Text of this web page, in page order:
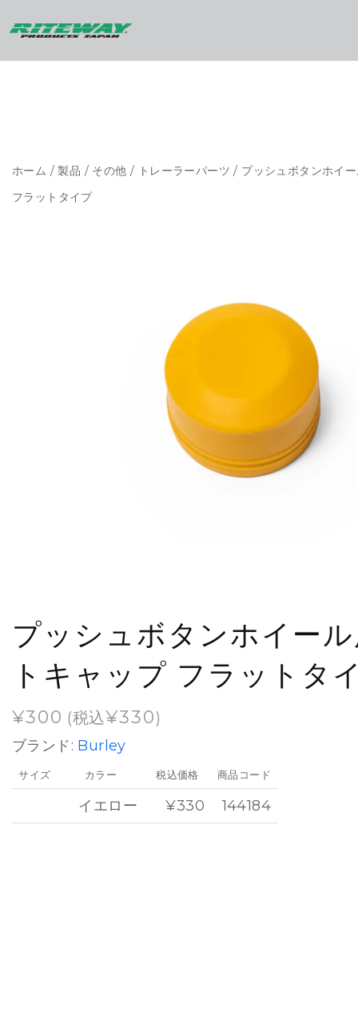
ホーム /製品 / その他 / トレーラーパーツ / プッシュボタンホイ
フラットタイプ
プッシュボタンホイー
トキャップ フラットタ
¥300 (税込¥330)
ブランド: Burley
サイズ カラー
イエロー
税込価格
¥330
商品コード
144184